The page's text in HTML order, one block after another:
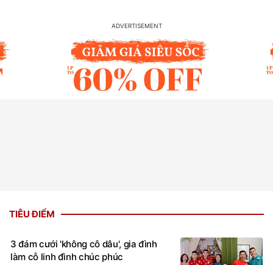
TIÊU ĐIỂM
3 đám cưới 'không cô dâu', gia đình
làm cỗ linh đình chúc phúc